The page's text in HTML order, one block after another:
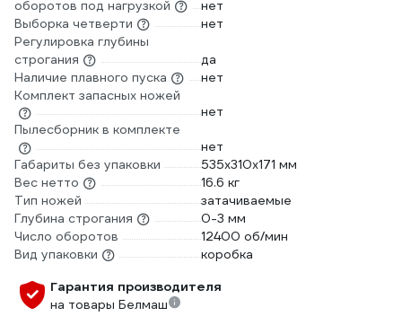
оборотов под нагрузкой
нет
Выборка четверти
нет
Регулировка глубины
строгания
да
Наличие плавного пуска
нет
Комплект запасных ножей
нет
Пылесборник в комплекте
нет
Габариты без упаковки
535х310х171 мм
Вес нетто
16.6 кг
Тип ножей
затачиваемые
Глубина строгания
0-3 мм
Число оборотов
12400 об/мин
Вид упаковки
коробка
Гарантия производителя
на товары Белмаш